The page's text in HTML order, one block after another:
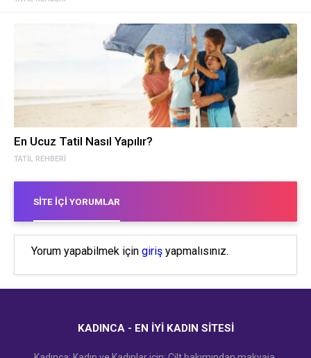
TATIL REHBERI
En Ucuz Tatil Nasıl Yapılır?
SITE İÇI YORUMLAR
Yorum yapabilmek için giriş yapmalısınız.
KADINCA - EN İYI KADIN SITESI